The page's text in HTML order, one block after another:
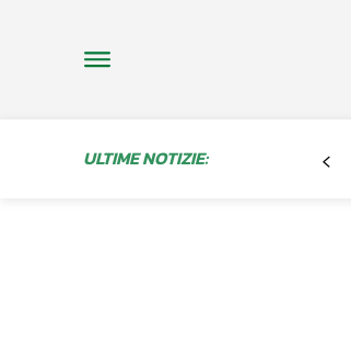
ULTIME NOTIZIE: